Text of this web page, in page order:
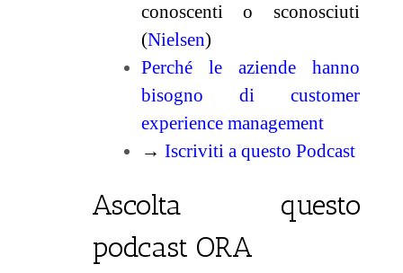
conoscenti o sconosciuti
(Nielsen)
Perché le aziende hanno
bisogno di customer
experience management
→ Iscriviti a questo Podcast
Ascolta questo
podcast ORA